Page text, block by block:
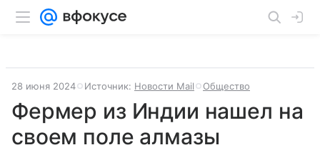
28 июня 2024 Источник: Новости Mail Общество
Фермер из Индии нашел на
своем поле алмазы